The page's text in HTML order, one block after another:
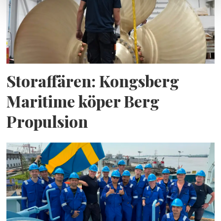
Storaffären: Kongsberg
Maritime köper Berg
Propulsion